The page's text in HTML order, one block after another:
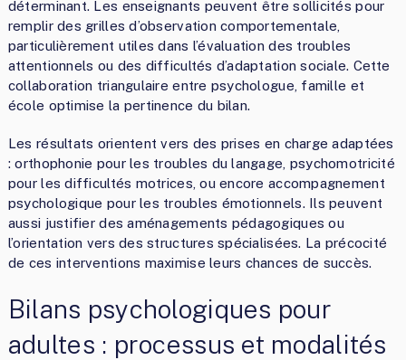
déterminant. Les enseignants peuvent être sollicités pour
remplir des grilles d’observation comportementale,
particulièrement utiles dans l’évaluation des troubles
attentionnels ou des difficultés d’adaptation sociale. Cette
collaboration triangulaire entre psychologue, famille et
école optimise la pertinence du bilan.
Les résultats orientent vers des prises en charge adaptées
: orthophonie pour les troubles du langage, psychomotricité
pour les difficultés motrices, ou encore accompagnement
psychologique pour les troubles émotionnels. Ils peuvent
aussi justifier des aménagements pédagogiques ou
l’orientation vers des structures spécialisées. La précocité
de ces interventions maximise leurs chances de succès.
Bilans psychologiques pour
adultes : processus et modalités